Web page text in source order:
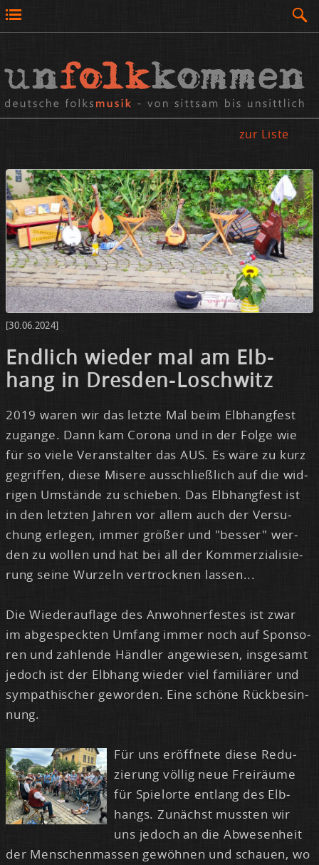
zur Liste
[30.06.2024]
End­lich wie­der mal am Elb­
hang in Dres­den-Losch­witz
2019 wa­ren wir das letz­te Mal beim Elb­hang­fest
zu­gan­ge. Dann kam Co­ro­na und in der Fol­ge wie
für so vie­le Ver­an­stal­ter das AUS. Es wä­re zu kurz
ge­grif­fen, die­se Mi­se­re aus­schlie­ß­lich auf die wid­
ri­gen Um­stän­de zu schie­ben. Das Elb­hang­fest ist
in den letz­ten Jah­ren vor al­lem auch der Ver­su­
chung er­le­gen, im­mer grö­ßer und "bes­ser" wer­
den zu wol­len und hat bei all der Kom­mer­zia­li­sie­
rung sei­ne Wur­zeln ver­trock­nen las­sen...
Die Wie­der­auf­la­ge des An­woh­ner­fes­tes ist zwar
im ab­ge­speck­ten Um­fang im­mer noch auf Spon­so­
ren und zah­len­de Händ­ler an­ge­wie­sen, ins­ge­samt
je­doch ist der Elb­hang wie­der viel fa­mi­liä­rer und
sym­pa­thi­scher ge­wor­den. Ei­ne schö­ne Rück­be­sin­
nung.
Für uns er­öff­ne­te die­se Re­du­
zie­rung völ­lig neue Frei­räu­me
für Spiel­or­te ent­lang des Elb­
hangs. Zu­nächst muss­ten wir
uns je­doch an die Ab­we­sen­heit
der Men­schen­mas­sen ge­wöh­nen und schau­en, wo